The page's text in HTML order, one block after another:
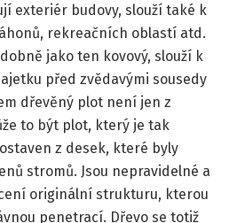
exteriér budovy, slouží také k
rekreačních oblastí atd.
jako ten kovový, slouží k
před zvědavými sousedy
dřevěný plot není jen z
to být plot, který je tak
z desek, které byly
stromů. Jsou nepravidelné a
originální strukturu, kterou
penetrací. Dřevo se totiž